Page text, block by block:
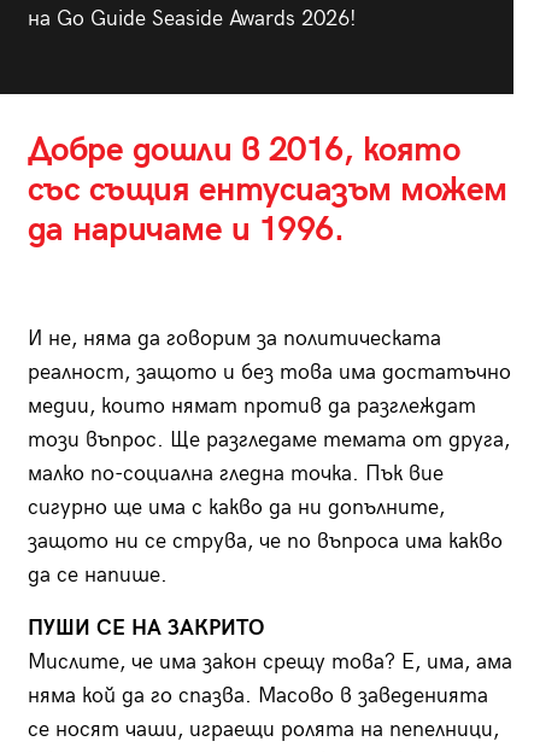
на Go Guide Seaside Awards 2026!
Добре дошли в 2016, която
със същия ентусиазъм можем
да наричаме и 1996.
И не, няма да говорим за политическата
реалност, защото и без това има достатъчно
медии, които нямат против да разглеждат
този въпрос. Ще разгледаме темата от друга,
малко по-социална гледна точка. Пък вие
сигурно ще има с какво да ни допълните,
защото ни се струва, че по въпроса има какво
да се напише.
ПУШИ СЕ НА ЗАКРИТО
Мислите, че има закон срещу това? Е, има, ама
няма кой да го спазва. Масово в заведенията
се носят чаши, играещи ролята на пепелници,